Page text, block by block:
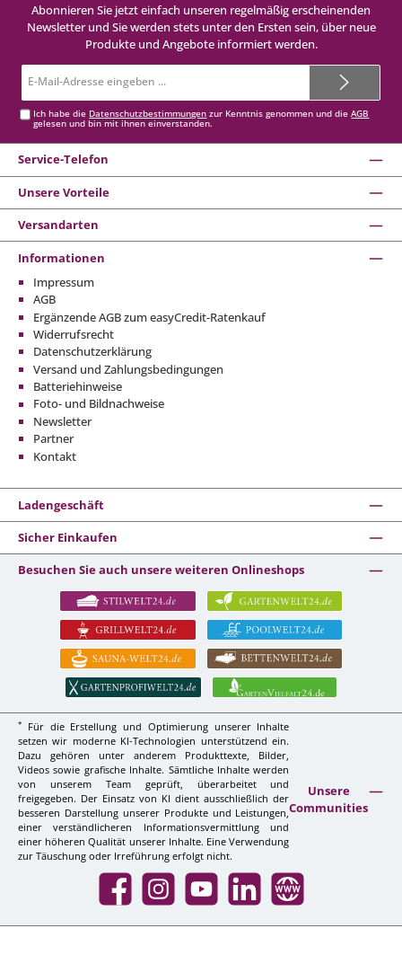
Abonnieren Sie jetzt einfach unseren regelmäßig erscheinenden
Newsletter und Sie werden stets unter den Ersten sein, über neue
Produkte und Angebote informiert werden.
Mail-
Ich habe die Datenschutzbestimmungen zur Kenntnis genommen und dieAGB
gelesen und bin mit ihnen einverstanden.
Service-Telefon
Unsere Vorteile
Versandarten
Informationen
Impressum
AGB
Ergänzende AGB zum easyCredit-Ratenkauf
Widerrufsrecht
Datenschutzerklärung
Versand und Zahlungsbedingungen
Batteriehinweise
Foto- und Bildnachweise
Newsletter
Partner
Kontakt
Ladengeschäft
Sicher Einkaufen
Besuchen Sie auch unsere weiteren Onlineshops
*
Für die Erstellung und Optimierung unserer Inhalte
setzen wir moderne KI-Technologien unterstützend ein.
Dazu gehören unter anderem Produkttexte, Bilder,
Videos sowie grafische Inhalte. Sämtliche Inhalte werden
von unserem Team geprüft, überarbeitet und
freigegeben. Der Einsatz von KI dient ausschließlich der
besseren Darstellung unserer Produkte und Leistungen,
einer verständlicheren Informationsvermittlung und
einer höheren Qualität unserer Inhalte. Eine Verwendung
zur Täuschung oder Irreführung erfolgt nicht.
Unsere
Communities
Facebook InstagramYouTube LinkedIn Website